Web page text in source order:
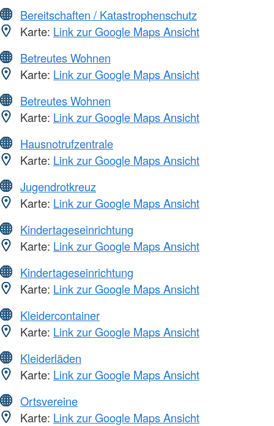
Bereitschaften / Katastrophenschutz
Karte: Link zur Google Maps Ansicht
Betreutes Wohnen
Karte: Link zur Google Maps Ansicht
Betreutes Wohnen
Karte: Link zur Google Maps Ansicht
Hausnotrufzentrale
Karte: Link zur Google Maps Ansicht
Jugendrotkreuz
Karte: Link zur Google Maps Ansicht
Kindertageseinrichtung
Karte: Link zur Google Maps Ansicht
Kindertageseinrichtung
Karte: Link zur Google Maps Ansicht
Kleidercontainer
Karte: Link zur Google Maps Ansicht
Kleiderläden
Karte: Link zur Google Maps Ansicht
Ortsvereine
Karte: Link zur Google Maps Ansicht